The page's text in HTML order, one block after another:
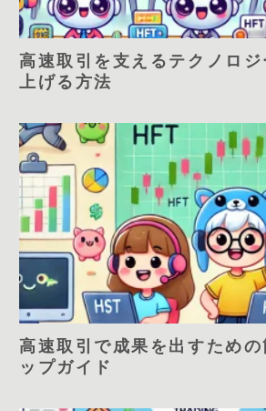
高速取引を支えるテクノロジ
上げる方法
高速取引で成果を出すため
ップガイド